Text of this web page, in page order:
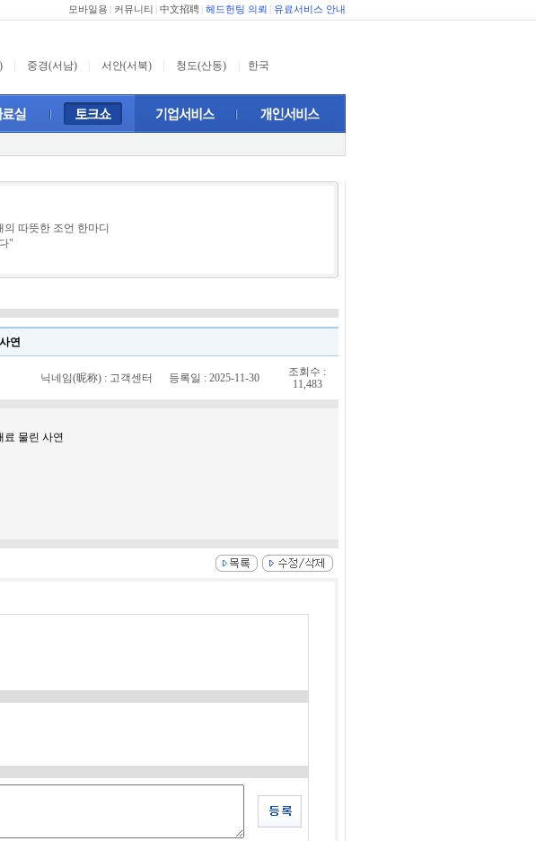
모바일용 커뮤니티 中文招聘 헤드헌팅 의뢰 유료서비스 안내
중경(서남) 서안(서북) 청도(산동) 한국
따뜻한 조언 한마디
"
연
닉네임(昵称) : 고객센터 등록일 : 2025-11-30
조회수 :
11,483
물린 사연